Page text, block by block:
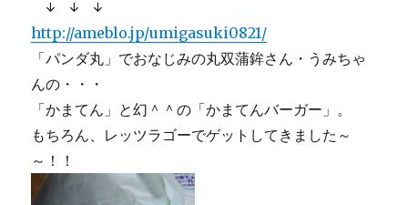
↓ ↓ ↓
http://ameblo.jp/umigasuki0821/
「パンダ丸」でおなじみの丸双蒲鉾さん・うみちゃ
んの・・・
「かまてん」と幻＾＾の「かまてんバーガー」。
もちろん、レッツラゴーでゲットしてきました～
～！！